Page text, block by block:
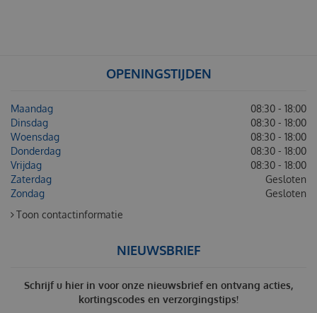
OPENINGSTIJDEN
Maandag
08:30 - 18:00
Dinsdag
08:30 - 18:00
Woensdag
08:30 - 18:00
Donderdag
08:30 - 18:00
Vrijdag
08:30 - 18:00
Zaterdag
Gesloten
Zondag
Gesloten
Toon contactinformatie
NIEUWSBRIEF
Schrijf u hier in voor onze nieuwsbrief en ontvang acties,
kortingscodes en verzorgingstips!